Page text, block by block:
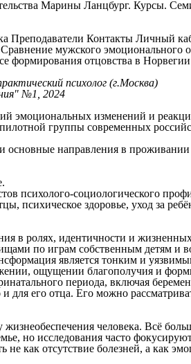
Марины Ланцбург. Курсы.
Преподаватели Контакты Личный
Сравнение мужского эмоционального
формирования отцовства в
психолог (г.Москва)
№1, 2024
эмоциональных изменений и
группы современных
направления в проживании
психолого-социологического
психическое здоровье, уход за
в ролях, идентичности и
по играм собственным детям
является тонким и
ощущении благополучия и
периода, включая
его отца. Его можно
жизнеобеспечения человека. Всё
но исследования часто
не как отсутствие болезней, а